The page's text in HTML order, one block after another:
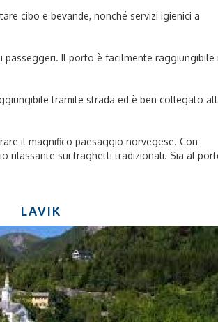
cibo e bevande, nonché servizi igienici a
Il porto è facilmente raggiungibile
tramite strada ed è ben collegato
il magnifico paesaggio norvegese. Con
rilassante sui traghetti tradizionali. Sia al
LAVIK